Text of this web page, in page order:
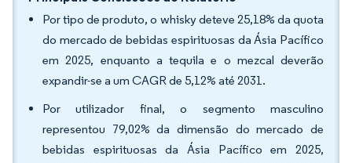
Por tipo de produto, o whisky deteve 25,18% da quota
do mercado de bebidas espirituosas da Ásia Pacífico
em 2025, enquanto a tequila e o mezcal deverão
expandir-se a um CAGR de 5,12% até 2031.
Por utilizador final, o segmento masculino
representou 79,02% da dimensão do mercado de
bebidas espirituosas da Ásia Pacífico em 2025,